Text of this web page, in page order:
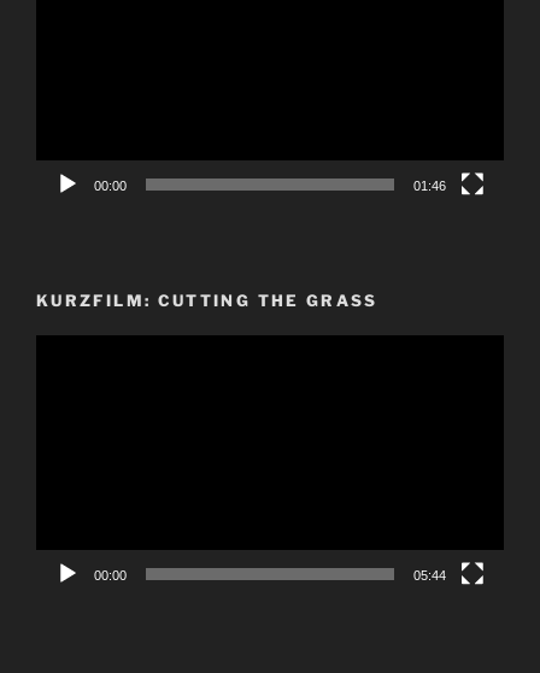
00:00 01:46
KURZFILM: CUTTING THE GRASS
00:00 05:44